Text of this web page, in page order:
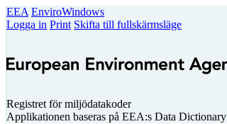
EEA EnviroWindows
Logga in Print Skifta till fullskärmsläge
Registret för miljödatakoder
Applikationen baseras på EEA:s Data Dictionary